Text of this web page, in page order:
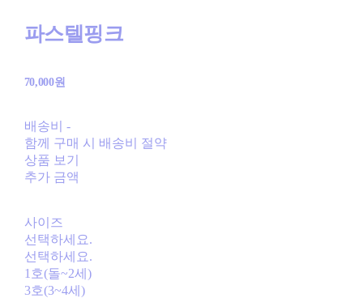
파스텔핑크
70,000원
배송비 -
함께 구매 시 배송비 절약
상품 보기
추가 금액
사이즈
선택하세요.
선택하세요.
1호(돌~2세)
3호(3~4세)